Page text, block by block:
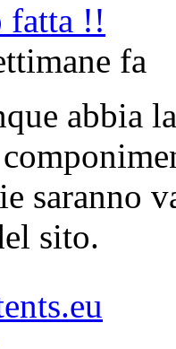
fatta !!
fa
abbia
saranno
sito.